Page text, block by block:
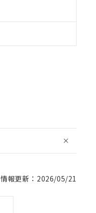
情報更新：2026/05/21